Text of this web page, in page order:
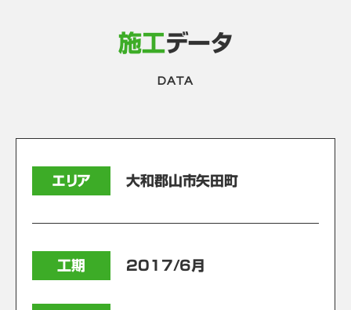
施工データ
DATA
エリア 大和郡山市矢田町
工期 2017/6月